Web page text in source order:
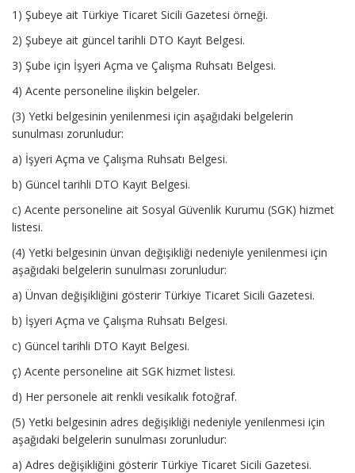
1) Şubeye ait Türkiye Ticaret Sicili Gazetesi örneği.
2) Şubeye ait güncel tarihli DTO Kayıt Belgesi.
3) Şube için İşyeri Açma ve Çalışma Ruhsatı Belgesi.
4) Acente personeline ilişkin belgeler.
(3) Yetki belgesinin yenilenmesi için aşağıdaki belgelerin
sunulması zorunludur:
a) İşyeri Açma ve Çalışma Ruhsatı Belgesi.
b) Güncel tarihli DTO Kayıt Belgesi.
c) Acente personeline ait Sosyal Güvenlik Kurumu (SGK) hizmet
listesi.
(4) Yetki belgesinin ünvan değişikliği nedeniyle yenilenmesi için
aşağıdaki belgelerin sunulması zorunludur:
a) Ünvan değişikliğini gösterir Türkiye Ticaret Sicili Gazetesi.
b) İşyeri Açma ve Çalışma Ruhsatı Belgesi.
c) Güncel tarihli DTO Kayıt Belgesi.
ç) Acente personeline ait SGK hizmet listesi.
d) Her personele ait renkli vesikalık fotoğraf.
(5) Yetki belgesinin adres değişikliği nedeniyle yenilenmesi için
aşağıdaki belgelerin sunulması zorunludur:
a) Adres değişikliğini gösterir Türkiye Ticaret Sicili Gazetesi.